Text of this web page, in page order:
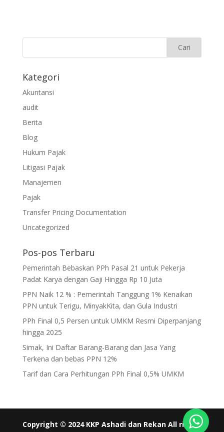
Kategori
Akuntansi
audit
Berita
Blog
Hukum Pajak
Litigasi Pajak
Manajemen
Pajak
Transfer Pricing Documentation
Uncategorized
Pos-pos Terbaru
Pemerintah Bebaskan PPh Pasal 21 untuk Pekerja
Padat Karya dengan Gaji Hingga Rp 10 Juta
PPN Naik 12 % : Pemerintah Tanggung 1% Kenaikan
PPN untuk Terigu, MinyakKita, dan Gula Industri
PPh Final 0,5 Persen untuk UMKM Resmi Diperpanjang
hingga 2025
Simak, Ini Daftar Barang-Barang dan Jasa Yang
Terkena dan bebas PPN 12%
Tarif dan Cara Perhitungan PPh Final 0,5% UMKM
Copyright © 2024 KKP Ashadi dan Rekan All rights